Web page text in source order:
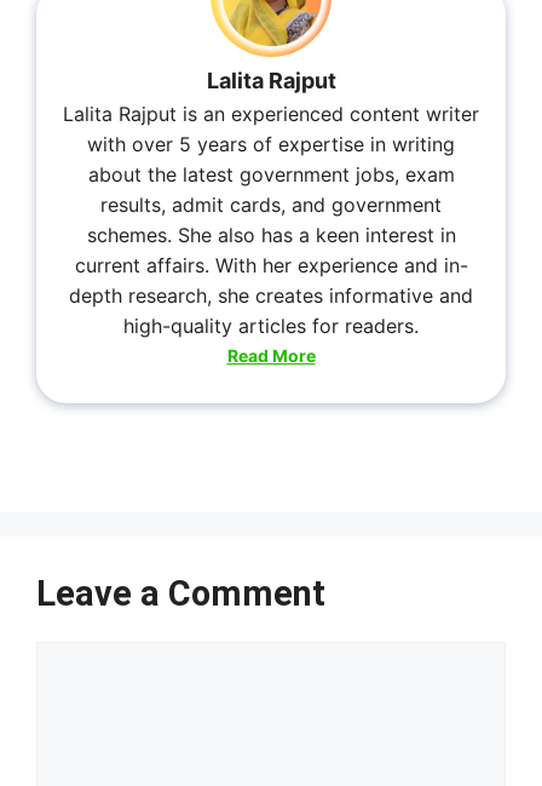
Lalita Rajput
Lalita Rajput is an experienced content writer
with over 5 years of expertise in writing
about the latest government jobs, exam
results, admit cards, and government
schemes. She also has a keen interest in
current affairs. With her experience and in-
depth research, she creates informative and
high-quality articles for readers.
Read More
Leave a Comment